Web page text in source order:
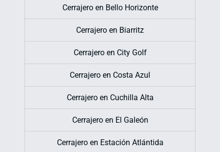
Cerrajero en Bello Horizonte
Cerrajero en Biarritz
Cerrajero en City Golf
Cerrajero en Costa Azul
Cerrajero en Cuchilla Alta
Cerrajero en El Galeón
Cerrajero en Estación Atlántida